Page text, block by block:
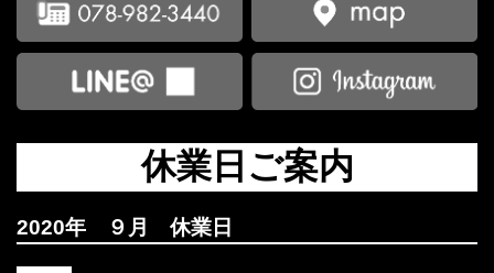
休業日ご案内
2020年 ９月 休業日